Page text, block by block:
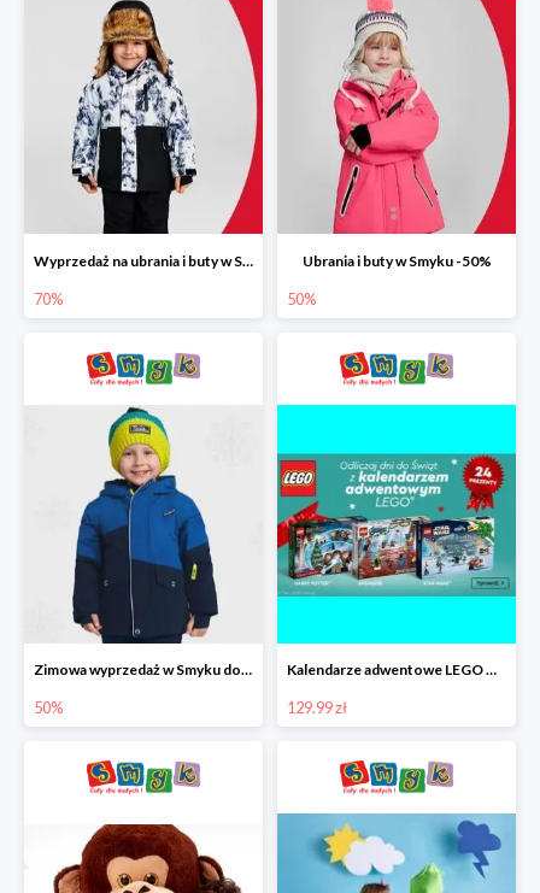
Wyprzedaż na ubrania i buty w Smyku do -70%
70%
Ubrania i buty w Smyku -50%
50%
Zimowa wyprzedaż w Smyku do -50%
50%
Kalendarze adwentowe LEGO w Smyku w super cenie
129.99 zł